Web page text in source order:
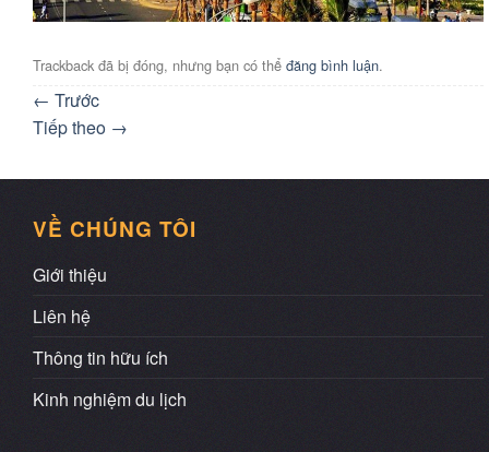
Trackback đã bị đóng, nhưng bạn có thể đăng bình luận.
← Trước
Tiếp theo →
VỀ CHÚNG TÔI
Giới thiệu
Liên hệ
Thông tin hữu ích
Kinh nghiệm du lịch